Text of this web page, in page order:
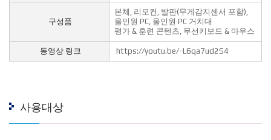
구성품
본체, 리모컨, 발판(무게감지센서 포함),
올인원 PC, 올인원 PC 거치대
평가 & 훈련 콘텐츠, 무선키보드 & 마우스
동영상 링크 https://youtu.be/-L6qa7ud2S4
사용대상